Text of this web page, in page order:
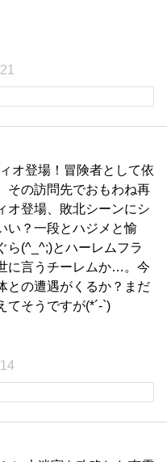
オ登場！冒険者として依
その訪問先でおもわね再
オ登場、敗北シーンにシ
い？一段とハジメと愉
ら(^_^;)とハーレムフラ
に言うチーレムか…。今
との遭遇がくるか？まだ
てそうですが(*´-`)